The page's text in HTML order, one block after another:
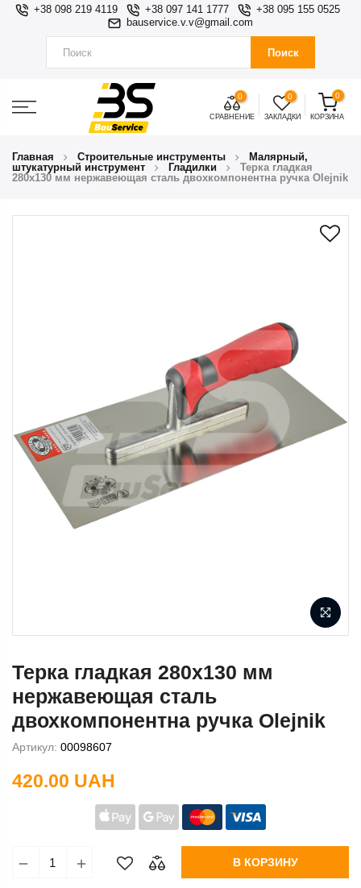
+38 098 219 4119 +38 097 141 1777
+38 095 155 0525
bauservice.v.v@gmail.com
Поиск
0
СРАВНЕНИЕ
0
ЗАКЛАДКИ
0
КОРЗИНА
Главная Строительные инструменты
Малярный,
штукатурный инструмент
Гладилки
Терка гладкая
280х130 мм нержавеющая сталь двохкомпонентна ручка Olejnik
Терка гладкая 280х130 мм
нержавеющая сталь
двохкомпонентна ручка Olejnik
Артикул: 00098607
420.00 UAH
В КОРЗИНУ